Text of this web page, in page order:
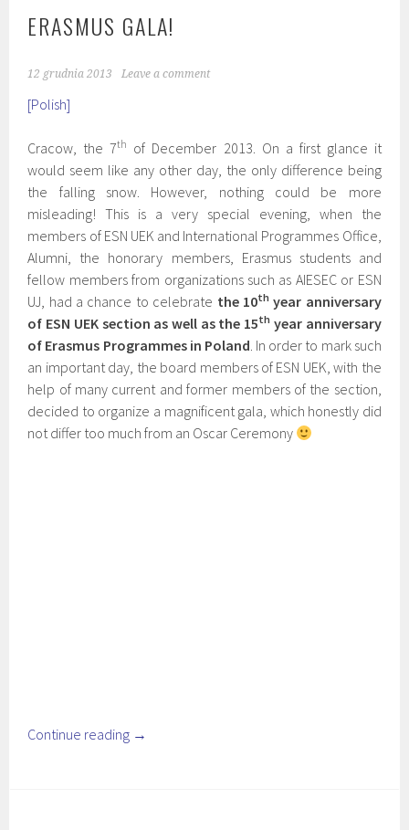
ERASMUS GALA!
12 grudnia 2013 Leave a comment
[Polish]
Cracow, the 7th of December 2013. On a first glance it
would seem like any other day, the only difference being
the falling snow. However, nothing could be more
misleading! This is a very special evening, when the
members of ESN UEK and International Programmes Office,
Alumni, the honorary members, Erasmus students and
fellow members from organizations such as AIESEC or ESN
UJ, had a chance to celebrate the 10th year anniversary
of ESN UEK section as well as the 15th year anniversary
of Erasmus Programmes in Poland. In order to mark such
an important day, the board members of ESN UEK, with the
help of many current and former members of the section,
decided to organize a magnificent gala, which honestly did
not differ too much from an Oscar Ceremony
Continue reading →